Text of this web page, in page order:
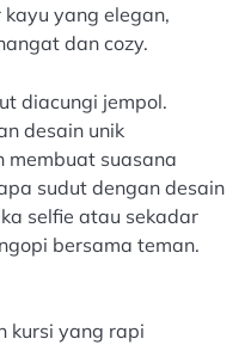
yang elegan,
dan cozy.
diacungi jempol.
desain unik
membuat suasana
sudut dengan desain
selfie atau sekadar
bersama teman.
kursi yang rapi